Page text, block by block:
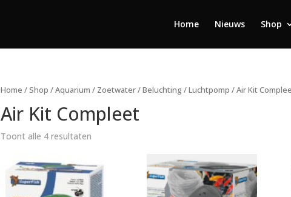
Home Nieuws Shop
Home /Shop /Aquarium / Zoetwater/Beluchting /Luchtpomp / Air Kit
Air Kit Compleet
Toont alle 4 resultaten